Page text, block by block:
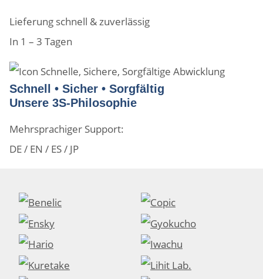
Lieferung schnell & zuverlässig
In 1 – 3 Tagen
Schnell • Sicher • Sorgfältig
Unsere 3S-Philosophie
Mehrsprachiger Support:
DE / EN / ES / JP